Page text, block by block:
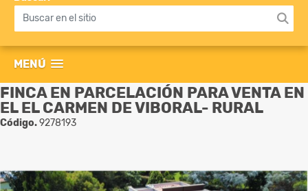
MENÚ
FINCA EN PARCELACIÓN PARA VENTA EN
EL EL CARMEN DE VIBORAL- RURAL
Código.9278193